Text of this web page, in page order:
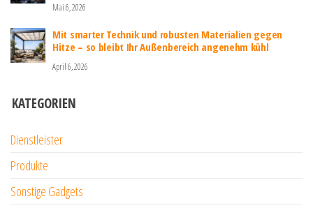
Mai 6, 2026
Mit smarter Technik und robusten Materialien gegen
Hitze – so bleibt Ihr Außenbereich angenehm kühl
April 6, 2026
KATEGORIEN
Dienstleister
Produkte
Sonstige Gadgets